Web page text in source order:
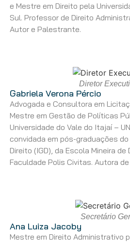
e Mestre em Direito pela
Sul. Professor de Direito
Autor e Palestrante.
Diretor
Gabriela Verona Pércio
Advogada e Consultora em
Mestre em Gestão de Políticas
Universidade do Vale do Itajaí –
convidada em pós-graduações
Direito (IGD), da Escola Mineira de
Faculdade Polis Civitas. Autora
Secretário
Ana Luiza Jacoby
Mestre em Direito Administrativo